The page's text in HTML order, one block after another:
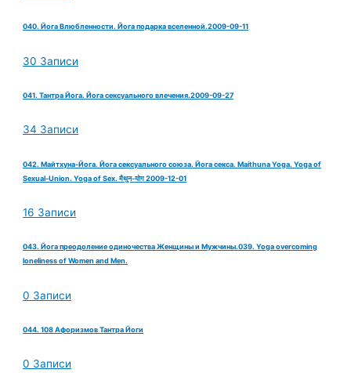
040. Йога Влюбленности. Йога подарка вселенной.2009-09-11
30 Записи
041. Тантра Йога. Йога сексуального влечения.2009-09-27
34 Записи
042. Майтхуна-Йога. Йога сексуального союза. Йога секса. Maithuna Yoga. Yoga of
Sexual-Union. Yoga of Sex. मैथुन-योग 2009-12-01
16 Записи
043. Йога преодоление одиночества Женщины и Мужчины.039. Yoga overcoming
loneliness of Women and Men.
0 Записи
044. 108 Афоризмов Тантра Йоги
0 Записи